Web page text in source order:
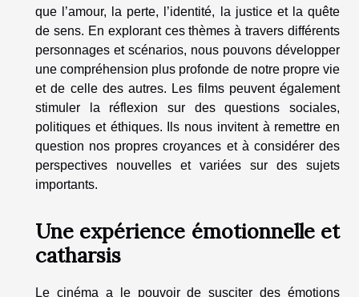
que l’amour, la perte, l’identité, la justice et la quête
de sens. En explorant ces thèmes à travers différents
personnages et scénarios, nous pouvons développer
une compréhension plus profonde de notre propre vie
et de celle des autres. Les films peuvent également
stimuler la réflexion sur des questions sociales,
politiques et éthiques. Ils nous invitent à remettre en
question nos propres croyances et à considérer des
perspectives nouvelles et variées sur des sujets
importants.
Une expérience émotionnelle et
catharsis
Le cinéma a le pouvoir de susciter des émotions